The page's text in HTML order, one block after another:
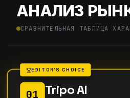
АНАЛИЗ
СРАВНИТЕЛЬНАЯ ТАБЛИЦА
EDITOR'S CHOICE
01 Tripo AI